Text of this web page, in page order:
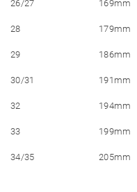
26/27 169mm
28 179mm
29 186mm
30/31 191mm
32 194mm
33 199mm
34/35 205mm